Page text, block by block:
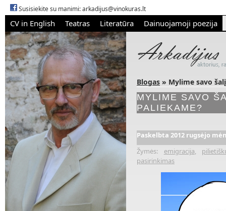
Susisiekite su manimi:arkadijus@vinokuras.lt
CV in English Teatras Literatūra Dainuojamoji poezija
Blogas » Mylime savo
MYLIME SAVO
PALIEKAME?
Paskelbta 2012 rugsėjo
Žymės: emigracija,
pasirinkimas